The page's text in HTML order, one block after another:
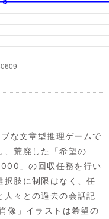
な文章型推理ゲームで
、荒廃した「希望の
」の回収任務を行い
択肢に制限はなく、任
人々との過去の会話記
像」イラストは希望の